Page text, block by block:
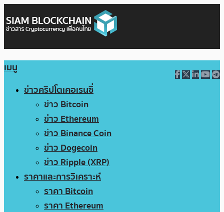
เมนู
ข่าวคริปโตเคอเรนซี่
ข่าว Bitcoin
ข่าว Ethereum
ข่าว Binance Coin
ข่าว Dogecoin
ข่าว Ripple (XRP)
ราคาและการวิเคราะห์
ราคา Bitcoin
ราคา Ethereum